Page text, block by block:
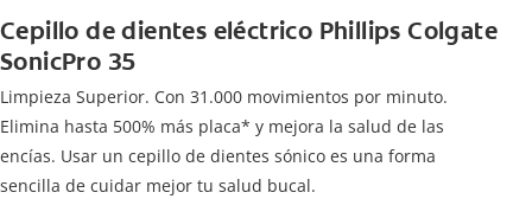
Cepillo de dientes eléctrico Phillips Colgate
SonicPro 35
Limpieza Superior. Con 31.000 movimientos por minuto.
Elimina hasta 500% más placa* y mejora la salud de las
encías. Usar un cepillo de dientes sónico es una forma
sencilla de cuidar mejor tu salud bucal.